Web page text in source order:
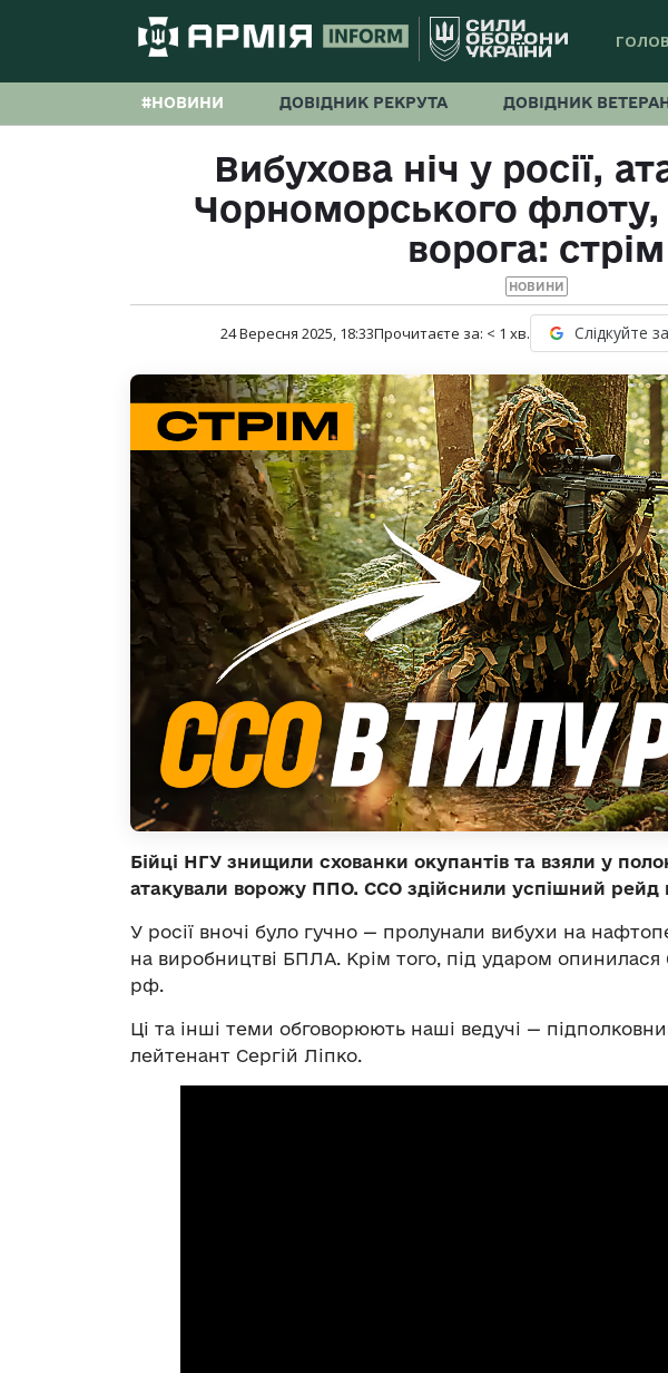
#НОВИНИ ДОВІДНИК РЕКРУТА ДОВІДНИК
Вибухова ніч у росії,
Чорноморського
ворога: стрім
НОВИНИ
24 Вересня 2025, 18:33Прочитаєте за: < 1 хв. Слідкуйте
Бійці НГУ знищили схованки окупантів та взяли у
атакували ворожу ППО. ССО здійснили успішний рейд
У росії вночі було гучно — пролунали вибухи на
на виробництві БПЛА. Крім того, під ударом
рф.
Ці та інші теми обговорюють наші ведучі —
лейтенант Сергій Ліпко.